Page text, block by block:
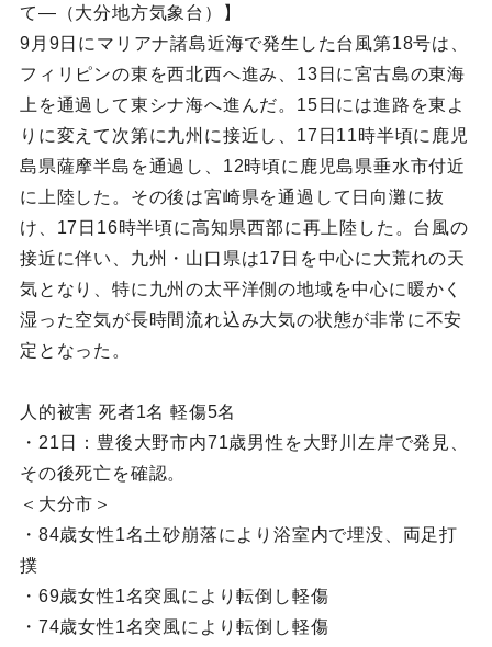
て―（大分地方気象台）】
9月9日にマリアナ諸島近海で発生した台風第18号は、
フィリピンの東を西北西へ進み、13日に宮古島の東海
上を通過して東シナ海へ進んだ。15日には進路を東よ
りに変えて次第に九州に接近し、17日11時半頃に鹿児
島県薩摩半島を通過し、12時頃に鹿児島県垂水市付近
に上陸した。その後は宮崎県を通過して日向灘に抜
け、17日16時半頃に高知県西部に再上陸した。台風の
接近に伴い、九州・山口県は17日を中心に大荒れの天
気となり、特に九州の太平洋側の地域を中心に暖かく
湿った空気が長時間流れ込み大気の状態が非常に不安
定となった。
人的被害 死者1名 軽傷5名
・21日：豊後大野市内71歳男性を大野川左岸で発見、
その後死亡を確認。
＜大分市＞
・84歳女性1名土砂崩落により浴室内で埋没、両足打
撲
・69歳女性1名突風により転倒し軽傷
・74歳女性1名突風により転倒し軽傷